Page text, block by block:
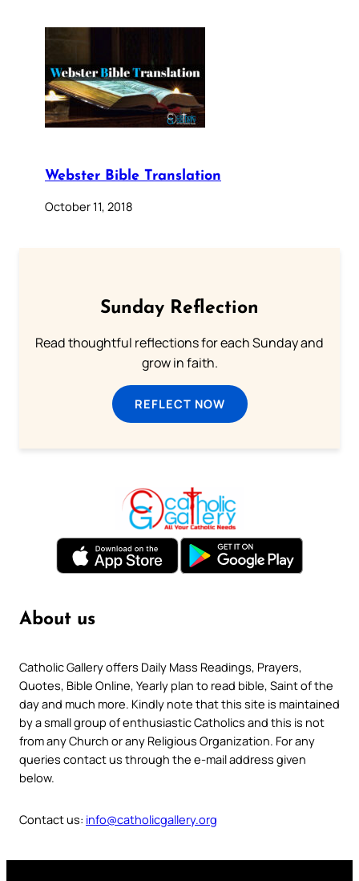
Webster Bible Translation
October 11, 2018
Sunday Reflection
Read thoughtful reflections for each Sunday and
grow in faith.
REFLECT NOW
About us
Catholic Gallery offers Daily Mass Readings, Prayers,
Quotes, Bible Online, Yearly plan to read bible, Saint of the
day and much more. Kindly note that this site is maintained
by a small group of enthusiastic Catholics and this is not
from any Church or any Religious Organization. For any
queries contact us through the e-mail address given
below.
Contact us: info@catholicgallery.org